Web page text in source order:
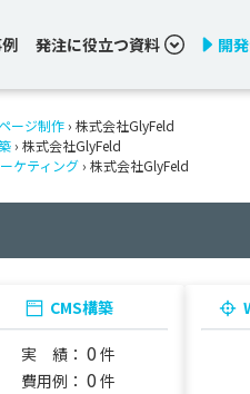
発注に役立つ資料 開
ージ制作 › 株式会社GlyFeld
› 株式会社GlyFeld
ケティング › 株式会社GlyFeld
CMS構築
実 績： 0 件
費用例： 0 件